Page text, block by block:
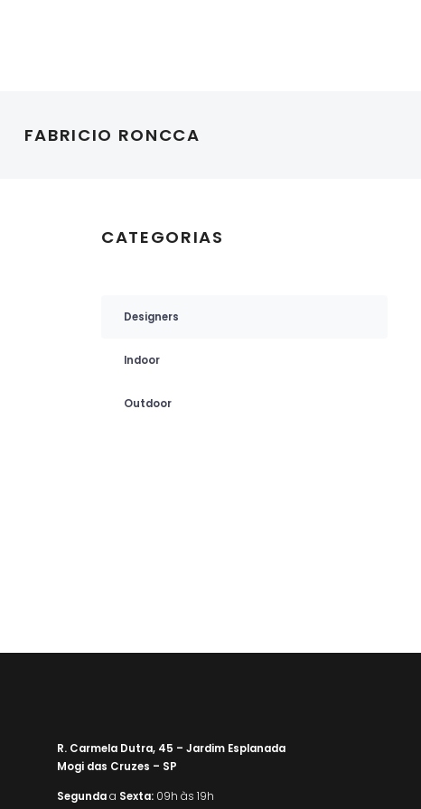
FABRICIO RONCCA
CATEGORIAS
Designers
Indoor
Outdoor
R. Carmela Dutra, 45 – Jardim Esplanada
Mogi das Cruzes – SP
Segundaa Sexta:09h às 19h